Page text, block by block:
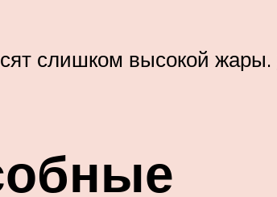
слишком высокой жары.